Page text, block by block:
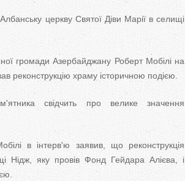
церкву Святої Діви Марії в селищі
громади Азербайджану Роберт Мобілі на
реконструкцію храму історичною подією.
свідчить про велике значення
в інтерв'ю заявив, що реконструкція
Нідж, яку провів Фонд Гейдара Алієва, і